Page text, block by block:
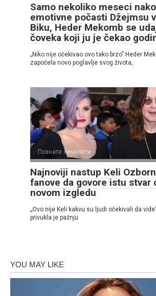
Samo nekoliko meseci
emotivne počasti Džejmsu
Biku, Heder Mekomb se
čoveka koji ju je čekao
„Niko nije očekivao ovo tako brzo” Heder
započela novo poglavlje svog života,
Познате личности
Najnoviji nastup Keli
fanove da govore istu stvar
novom izgledu
„Ovo nije Keli kakvu su ljudi očekivali da
privukla je pažnju